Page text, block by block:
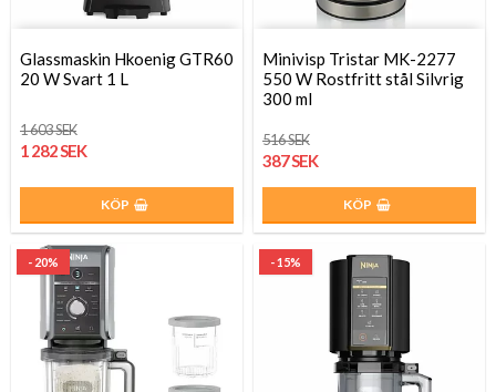
Glassmaskin Hkoenig GTR60
20 W Svart 1 L
1 603 SEK
1 282 SEK
KÖP
Minivisp Tristar MK-2277
550 W Rostfritt stål Silvrig
300 ml
516 SEK
387 SEK
KÖP
- 20% - 15%